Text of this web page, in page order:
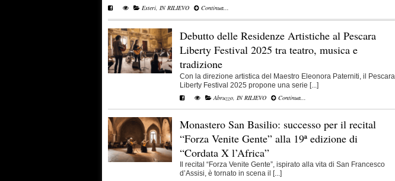
Esteri IN RILIEVO Continua...
Debutto delle Residenze Artistiche al Pescara
Liberty Festival 2025 tra teatro, musica e
tradizione
Con la direzione artistica del Maestro Eleonora Paterniti, il Pescara
Liberty Festival 2025 propone una serie [...]
Abruzzo IN RILIEVO Continua...
Monastero San Basilio: successo per il recital
“Forza Venite Gente” alla 19ª edizione di
“Cordata X l’Africa”
Il recital “Forza Venite Gente”, ispirato alla vita di San Francesco
d’Assisi, è tornato in scena il [...]